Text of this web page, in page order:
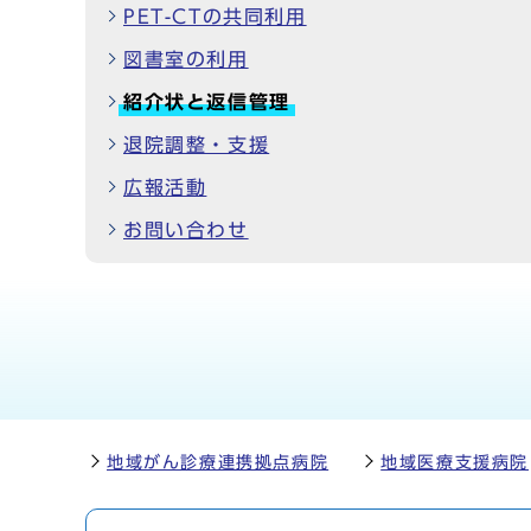
PET-CTの共同利用
図書室の利用
紹介状と返信管理
退院調整・支援
広報活動
お問い合わせ
地域がん診療連携拠点病院 地域医療支援病院